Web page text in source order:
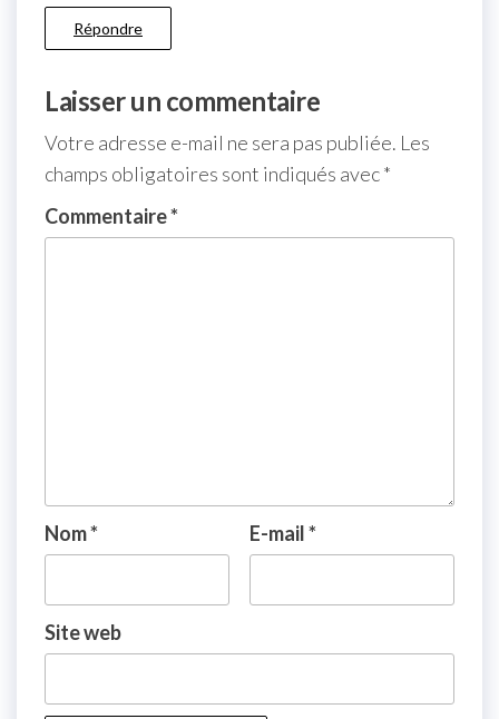
Répondre
Laisser un commentaire
Votre adresse e-mail ne sera pas publiée. Les
champs obligatoires sont indiqués avec*
Commentaire*
Nom* E-mail*
Site web